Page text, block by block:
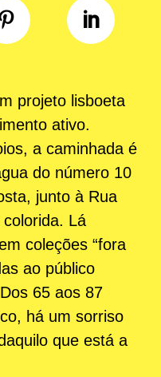
projeto lisboeta
ativo.
a caminhada é
do número 10
junto à Rua
Lá
coleções “fora
ao público
65 aos 87
há um sorriso
que está a